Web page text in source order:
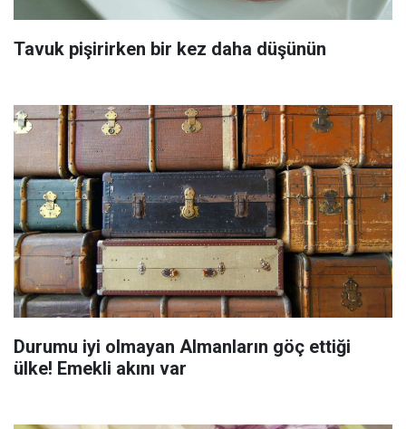
Tavuk pişirirken bir kez daha düşünün
Durumu iyi olmayan Almanların göç ettiği
ülke! Emekli akını var